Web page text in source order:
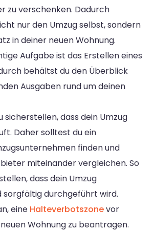
zu verschenken. Dadurch
nur den Umzug selbst, sondern
in deiner neuen Wohnung.
Aufgabe ist das Erstellen eines
behältst du den Überblick
Ausgaben rund um deinen
sicherstellen, dass dein Umzug
Daher solltest du ein
finden und
miteinander vergleichen. So
dass dein Umzug
sorgfältig durchgeführt wird.
eine Halteverbotszonevor
Wohnung zu beantragen.